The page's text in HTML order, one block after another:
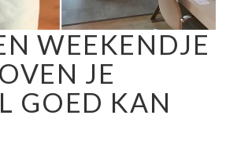
WEEKENDJE
JE
GOED KAN